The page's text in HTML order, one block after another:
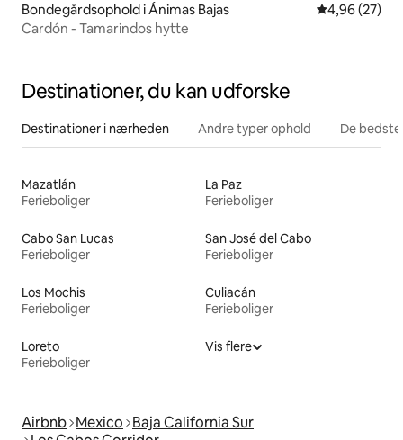
Bondegårdsophold i Ánimas Bajas 4,96 ud af 5 i
4,96 (27)
Cardón - Tamarindos hytte
Destinationer, du kan udforske
Destinationer i nærheden Andre typer ophold De
Mazatlán
Ferieboliger
La Paz
Ferieboliger
Cabo San Lucas
Ferieboliger
San José del Cabo
Ferieboliger
Los Mochis
Ferieboliger
Culiacán
Ferieboliger
Loreto
Ferieboliger
Vis flere
Airbnb Mexico Baja California Sur